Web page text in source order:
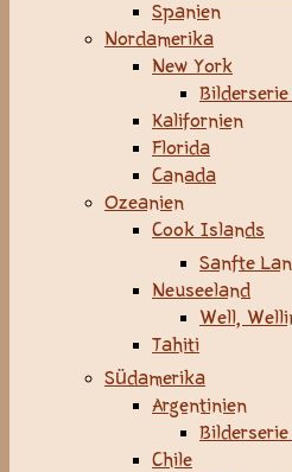
Spanien
Nordamerika
New York
Kalifornien
Florida
Canada
Ozeanien
Cook Islands
Sanfte
Neuseeland
Well,
Tahiti
Südamerika
Argentinien
Chile